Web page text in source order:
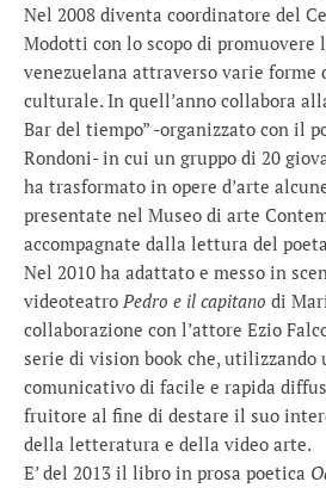
Nel 2008 diventa coordinatore del
Modotti con lo scopo di
venezuelana attraverso varie forme
culturale. In quell’anno collabora
Bar del tiempo” -organizzato con il
Rondoni- in cui un gruppo di 20
ha trasformato in opere d’arte
presentate nel Museo di arte
accompagnate dalla lettura del
Nel 2010 ha adattato e messo in
videoteatro Pedro e il capitano di
collaborazione con l’attore Ezio
serie di vision book che, utilizzando
comunicativo di facile e rapida
fruitore al fine di destare il suo
della letteratura e della video arte.
E’ del 2013 il libro in prosa poetica